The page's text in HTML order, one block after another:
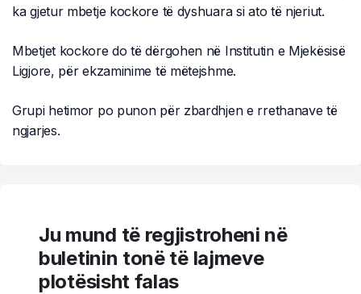
ka gjetur mbetje kockore të dyshuara si ato të njeriut.
Mbetjet kockore do të dërgohen në Institutin e Mjekësisë
Ligjore, për ekzaminime të mëtejshme.
Grupi hetimor po punon për zbardhjen e rrethanave të
ngjarjes.
Ju mund të regjistroheni në
buletinin tonë të lajmeve
plotësisht falas